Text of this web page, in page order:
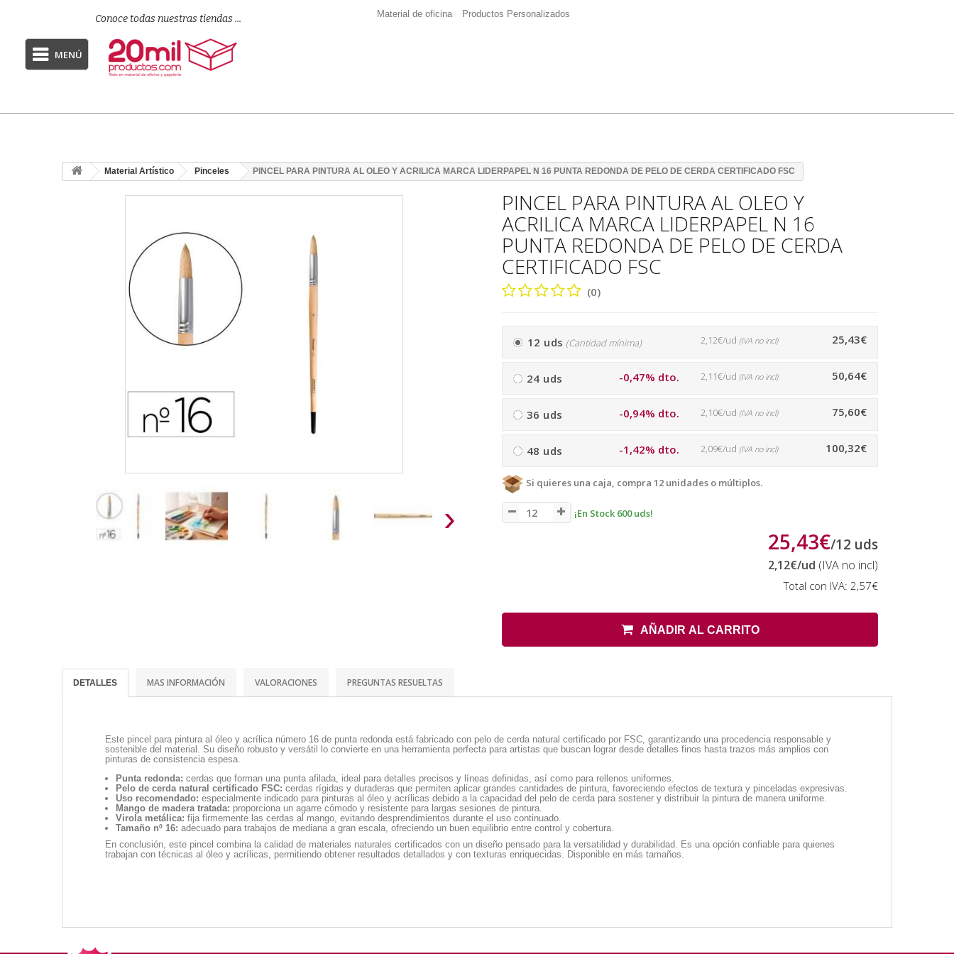
Conoce todas nuestras tiendas ... Material de oficina Productos Personalizados
MENÚ
Material Artístico Pinceles PINCEL PARA PINTURA AL OLEO Y ACRILICA MARCA LIDERPAPEL N 16 PUNTA REDONDA DE PELO DE CERDA CERTIFICADO FSC
›
PINCEL PARA PINTURA AL OLEO Y
ACRILICA MARCA LIDERPAPEL N 16
PUNTA REDONDA DE PELO DE CERDA
CERTIFICADO FSC
(0)
12 uds (Cantidad mínima) 25,43€
2,12€/ud (IVA no incl)
24 uds -0,47% dto. 50,64€
2,11€/ud (IVA no incl)
36 uds -0,94% dto. 75,60€
2,10€/ud (IVA no incl)
48 uds -1,42% dto. 100,32€
2,09€/ud (IVA no incl)
Si quieres una caja, compra 12 unidades o múltiplos.
¡En Stock 600 uds!
25,43€/12 uds
2,12€/ud (IVA no incl)
Total con IVA: 2,57€
AÑADIR AL CARRITO
DETALLES MAS INFORMACIÓN VALORACIONES PREGUNTAS RESUELTAS
Este pincel para pintura al óleo y acrílica número 16 de punta redonda está fabricado con pelo de cerda natural certificado por FSC, garantizando una procedencia responsable y
sostenible del material. Su diseño robusto y versátil lo convierte en una herramienta perfecta para artistas que buscan lograr desde detalles finos hasta trazos más amplios con
pinturas de consistencia espesa.
Punta redonda: cerdas que forman una punta afilada, ideal para detalles precisos y líneas definidas, así como para rellenos uniformes.
Pelo de cerda natural certificado FSC: cerdas rígidas y duraderas que permiten aplicar grandes cantidades de pintura, favoreciendo efectos de textura y pinceladas expresivas.
Uso recomendado: especialmente indicado para pinturas al óleo y acrílicas debido a la capacidad del pelo de cerda para sostener y distribuir la pintura de manera uniforme.
Mango de madera tratada: proporciona un agarre cómodo y resistente para largas sesiones de pintura.
Virola metálica: fija firmemente las cerdas al mango, evitando desprendimientos durante el uso continuado.
Tamaño nº 16: adecuado para trabajos de mediana a gran escala, ofreciendo un buen equilibrio entre control y cobertura.
En conclusión, este pincel combina la calidad de materiales naturales certificados con un diseño pensado para la versatilidad y durabilidad. Es una opción confiable para quienes
trabajan con técnicas al óleo y acrílicas, permitiendo obtener resultados detallados y con texturas enriquecidas. Disponible en más tamaños.